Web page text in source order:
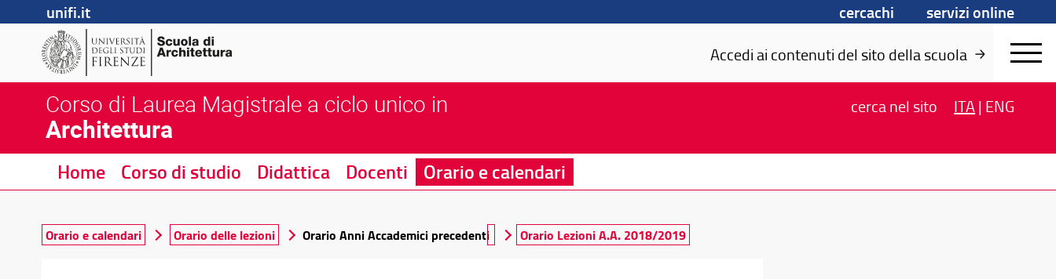
unifi.it cercachi
servizi online
Accedi ai contenuti del sito della scuola
Corso di Laurea Magistrale a ciclo unico in
Architettura
cerca nel sito ITA | ENG
Home Corso di studio Didattica Docenti Orario e calendari
Orario e calendari Orario delle lezioni Orario Anni Accademici precedenti Orario Lezioni A.A. 2018/2019